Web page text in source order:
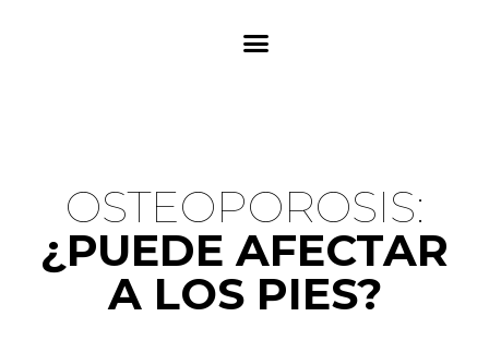
OSTEOPOROSIS:
¿PUEDE AFECTAR
A LOS PIES?